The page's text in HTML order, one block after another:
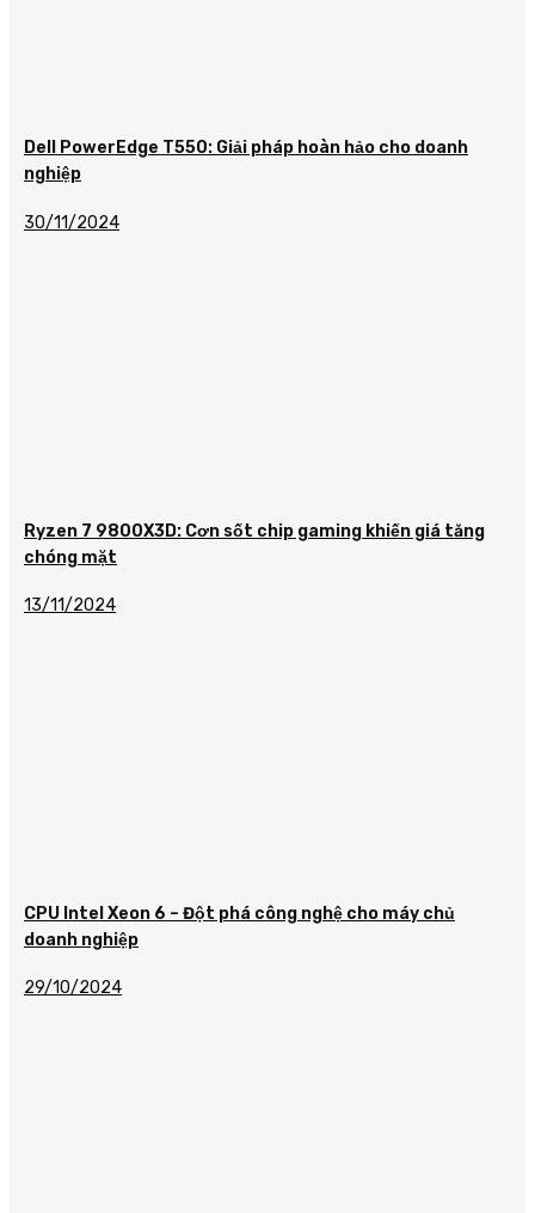
Dell PowerEdge T550: Giải pháp hoàn hảo cho doanh
nghiệp
30/11/2024
Ryzen 7 9800X3D: Cơn sốt chip gaming khiến giá tăng
chóng mặt
13/11/2024
CPU Intel Xeon 6 – Đột phá công nghệ cho máy chủ
doanh nghiệp
29/10/2024